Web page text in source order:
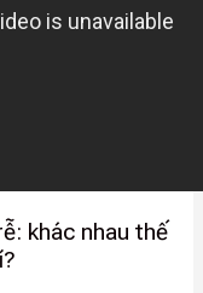
khác nhau thế